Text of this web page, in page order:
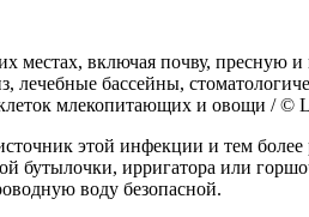
включая почву, пресную и
лечебные бассейны,
млекопитающих и овощи / ©
этой инфекции и тем
ирригатора или
воду безопасной.